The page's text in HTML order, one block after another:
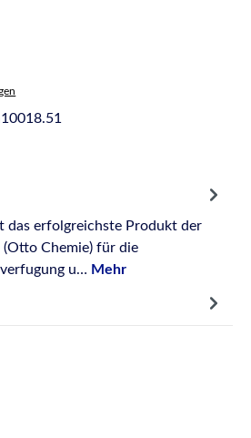
das erfolgreichste Produkt der
Chemie) für die
u… Mehr